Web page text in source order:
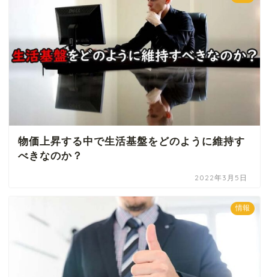
物価上昇する中で生活基盤をどのように維持す
べきなのか？
2022年3月5日
情報